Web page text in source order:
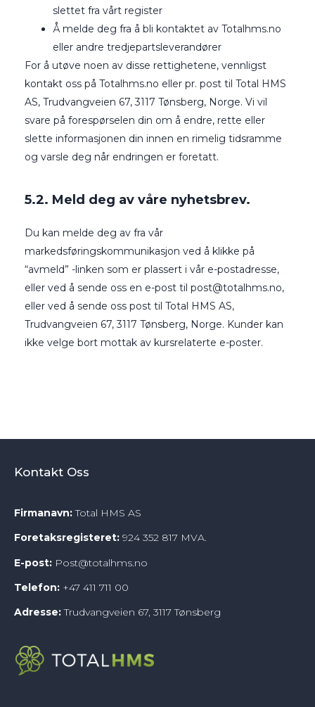
slettet fra vårt register
Å melde deg fra å bli kontaktet av Totalhms.no
eller andre tredjepartsleverandører
For å utøve noen av disse rettighetene, vennligst
kontakt oss på Totalhms.no eller pr. post til Total HMS
AS, Trudvangveien 67, 3117 Tønsberg, Norge. Vi vil
svare på forespørselen din om å endre, rette eller
slette informasjonen din innen en rimelig tidsramme
og varsle deg når endringen er foretatt.
5.2. Meld deg av våre nyhetsbrev.
Du kan melde deg av fra vår
markedsføringskommunikasjon ved å klikke på
“avmeld” -linken som er plassert i vår e-postadresse,
eller ved å sende oss en e-post til post@totalhms.no,
eller ved å sende oss post til Total HMS AS,
Trudvangveien 67, 3117 Tønsberg, Norge. Kunder kan
ikke velge bort mottak av kursrelaterte e-poster.
Kontakt Oss
Firmanavn:Total HMS AS
Foretaksregisteret: 924 352 817 MVA.
E-post: Post@totalhms.no
Telefon: +47 411 711 00
Adresse:Trudvangveien 67, 3117 Tønsberg